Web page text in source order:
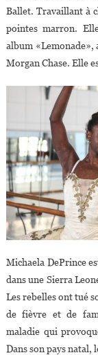
Ballet. Travaillant à
pointes marron.
album «Lemonade»,
Morgan Chase. Elle
Michaela DePrince
dans une Sierra
Les rebelles ont tué
de fièvre et de
maladie qui
Dans son pays